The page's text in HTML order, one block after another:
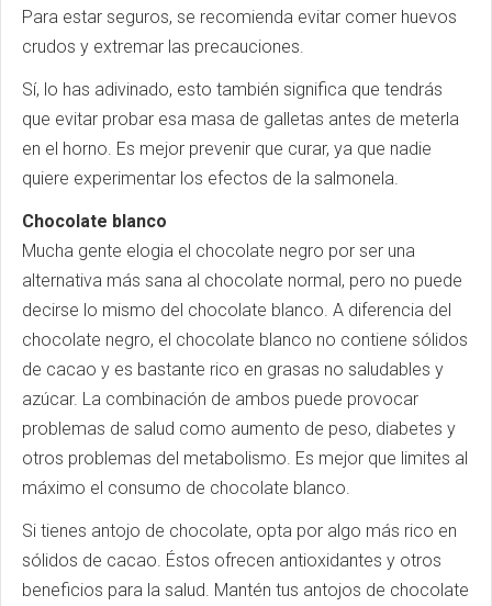
Para estar seguros, se recomienda evitar comer huevos
crudos y extremar las precauciones.
Sí, lo has adivinado, esto también significa que tendrás
que evitar probar esa masa de galletas antes de meterla
en el horno. Es mejor prevenir que curar, ya que nadie
quiere experimentar los efectos de la salmonela.
Chocolate blanco
Mucha gente elogia el chocolate negro por ser una
alternativa más sana al chocolate normal, pero no puede
decirse lo mismo del chocolate blanco. A diferencia del
chocolate negro, el chocolate blanco no contiene sólidos
de cacao y es bastante rico en grasas no saludables y
azúcar. La combinación de ambos puede provocar
problemas de salud como aumento de peso, diabetes y
otros problemas del metabolismo. Es mejor que limites al
máximo el consumo de chocolate blanco.
Si tienes antojo de chocolate, opta por algo más rico en
sólidos de cacao. Éstos ofrecen antioxidantes y otros
beneficios para la salud. Mantén tus antojos de chocolate